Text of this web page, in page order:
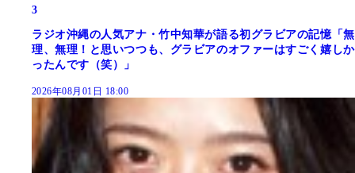
3
ラジオ沖縄の人気アナ・竹中知華が語る初グラビアの記憶「無
理、無理！と思いつつも、グラビアのオファーはすごく嬉しか
ったんです（笑）」
2026年08月01日 18:00